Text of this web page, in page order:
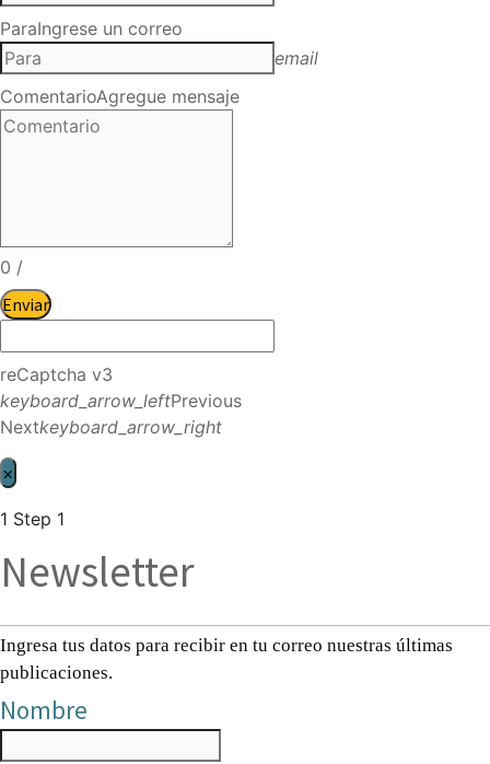
ParaIngrese un correo
email
ComentarioAgregue mensaje
0 /
Enviar
reCaptcha v3
keyboard_arrow_leftPrevious
Nextkeyboard_arrow_right
×
1 Step 1
Newsletter
Ingresa tus datos para recibir en tu correo nuestras últimas
publicaciones.
Nombre